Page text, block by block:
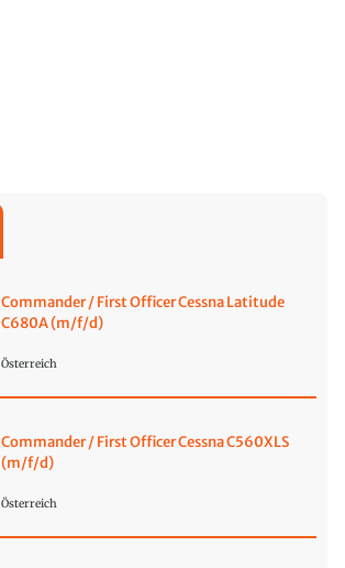
Commander / First Officer Cessna Latitude
C680A (m/f/d)
Österreich
Commander / First Officer Cessna C560XLS
(m/f/d)
Österreich